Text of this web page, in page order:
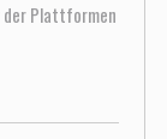
Plattformen